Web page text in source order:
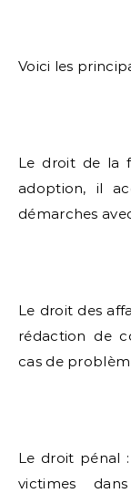
Voici les
Le droit de la
adoption, il
démarches
Le droit des
rédaction de
cas de
Le droit pénal
victimes